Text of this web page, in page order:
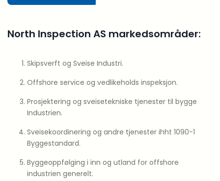
North Inspection AS markedsområder:
Skipsverft og Sveise Industri.
Offshore service og vedlikeholds inspeksjon.
Prosjektering og sveisetekniske tjenester til bygge
Industrien.
Sveisekoordinering og andre tjenester ihht 1090-1
Byggestandard.
Byggeoppfølging i inn og utland for offshore
industrien generelt.